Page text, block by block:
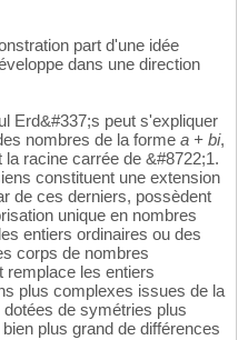
part d'une idée
dans une direction
Erd&#337;s peut s'expliquer
nombres de la forme a + bi,
racine carrée de &#8722;1.
constituent une extension
de ces derniers, possèdent
unique en nombres
entiers ordinaires ou des
corps de nombres
remplace les entiers
plus complexes issues de la
de symétries plus
plus grand de différences